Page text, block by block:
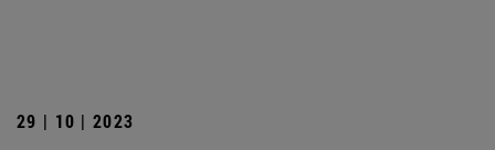
29 | 10 | 2023